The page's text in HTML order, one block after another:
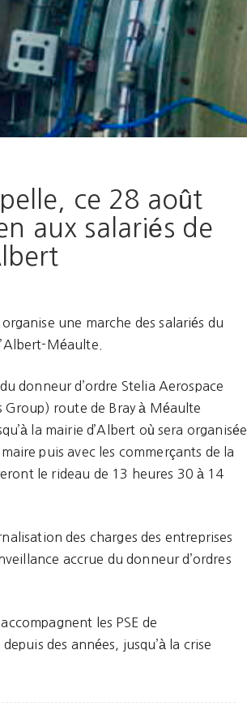
ce 28 août
aux salariés de
organise une marche des salariés du
Méaulte.
donneur d’ordre Stelia Aerospace
route de Bray à Méaulte
la mairie d’Albert où sera organisée
puis avec les commerçants de la
le rideau de 13 heures 30 à 14
des charges des entreprises
accrue du donneur d’ordres
les PSE de
des années, jusqu’à la crise